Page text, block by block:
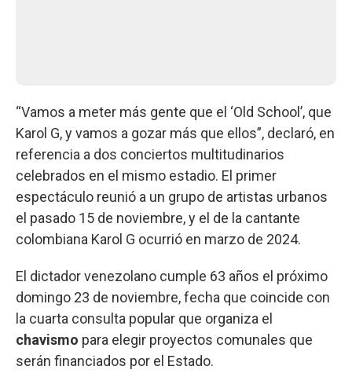
“Vamos a meter más gente que el ‘Old School’, que
Karol G, y vamos a gozar más que ellos”, declaró, en
referencia a dos conciertos multitudinarios
celebrados en el mismo estadio. El primer
espectáculo reunió a un grupo de artistas urbanos
el pasado 15 de noviembre, y el de la cantante
colombiana Karol G ocurrió en marzo de 2024.
El dictador venezolano cumple 63 años el próximo
domingo 23 de noviembre, fecha que coincide con
la cuarta consulta popular que organiza el
chavismo para elegir proyectos comunales que
serán financiados por el Estado.